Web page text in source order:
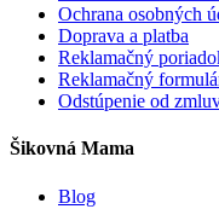
Ochrana osobných
Doprava a platba
Reklamačný
Reklamačný
Odstúpenie od
Šikovná Mama
Blog